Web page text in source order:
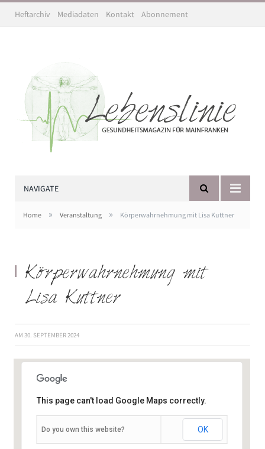
Heftarchiv Mediadaten Kontakt Abonnement
NAVIGATE
Home » Veranstaltung » Körperwahrnehmung mit Lisa Kuttner
Körperwahrnehmung mit
Lisa Kuttner
AM 30. SEPTEMBER 2024
Veranstaltungen
This page can't load Google Maps correctly.
Do you own this website? OK